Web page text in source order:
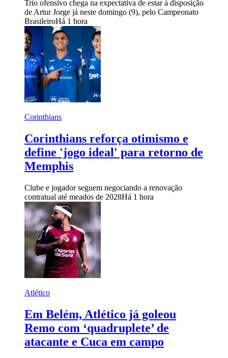
Trio ofensivo chega na expectativa de estar à disposição
de Artur Jorge já neste domingo (9), pelo Campeonato
BrasileiroHá 1 hora
Corinthians
Corinthians reforça otimismo e
define 'jogo ideal' para retorno de
Memphis
Clube e jogador seguem negociando a renovação
contratual até meados de 2028Há 1 hora
Atlético
Em Belém, Atlético já goleou
Remo com ‘quadruplete’ de
atacante e Cuca em campo